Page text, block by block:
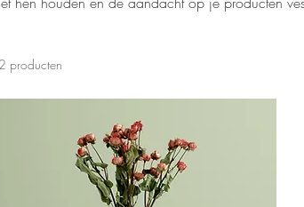
producten